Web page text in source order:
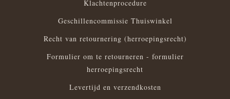
Klachtenprocedure
Geschillencommissie Thuiswinkel
Recht van retournering (herroepingsrecht)
Formulier om te retourneren - formulier
herroepingsrecht
Levertijd en verzendkosten